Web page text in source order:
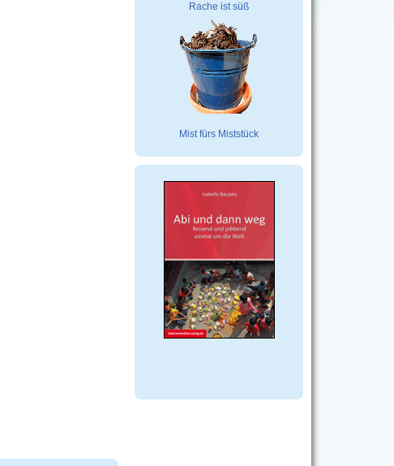
Rache ist süß
Mist fürs Miststück